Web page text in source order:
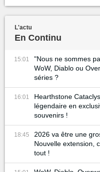
L'actu
En Continu
15:01
"Nous ne sommes
WoW, Diablo ou
séries ?
16:01
Hearthstone
légendaire en
souvenirs !
18:45
2026 va être une
Nouvelle extension,
tout !